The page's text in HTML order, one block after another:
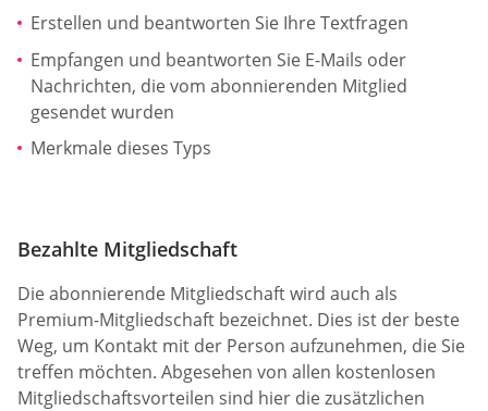
Erstellen und beantworten Sie Ihre Textfragen
Empfangen und beantworten Sie E-Mails oder
Nachrichten, die vom abonnierenden Mitglied
gesendet wurden
Merkmale dieses Typs
Bezahlte Mitgliedschaft
Die abonnierende Mitgliedschaft wird auch als
Premium-Mitgliedschaft bezeichnet. Dies ist der beste
Weg, um Kontakt mit der Person aufzunehmen, die Sie
treffen möchten. Abgesehen von allen kostenlosen
Mitgliedschaftsvorteilen sind hier die zusätzlichen